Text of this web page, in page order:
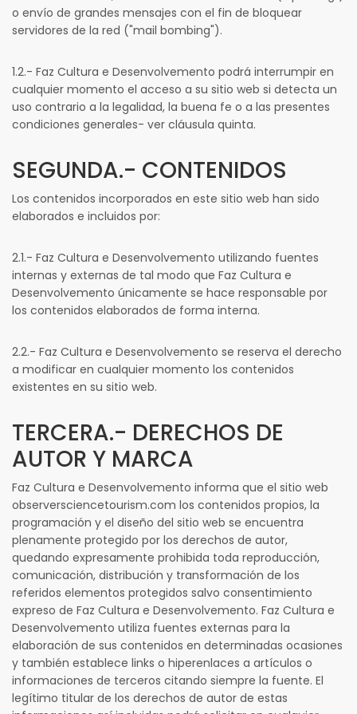
o envío de grandes mensajes con el fin de bloquear
servidores de la red ("mail bombing").
1.2.- Faz Cultura e Desenvolvemento podrá interrumpir en
cualquier momento el acceso a su sitio web si detecta un
uso contrario a la legalidad, la buena fe o a las presentes
condiciones generales- ver cláusula quinta.
SEGUNDA.- CONTENIDOS
Los contenidos incorporados en este sitio web han sido
elaborados e incluidos por:
2.1.- Faz Cultura e Desenvolvemento utilizando fuentes
internas y externas de tal modo que Faz Cultura e
Desenvolvemento únicamente se hace responsable por
los contenidos elaborados de forma interna.
2.2.- Faz Cultura e Desenvolvemento se reserva el derecho
a modificar en cualquier momento los contenidos
existentes en su sitio web.
TERCERA.- DERECHOS DE
AUTOR Y MARCA
Faz Cultura e Desenvolvemento informa que el sitio web
observersciencetourism.com los contenidos propios, la
programación y el diseño del sitio web se encuentra
plenamente protegido por los derechos de autor,
quedando expresamente prohibida toda reproducción,
comunicación, distribución y transformación de los
referidos elementos protegidos salvo consentimiento
expreso de Faz Cultura e Desenvolvemento. Faz Cultura e
Desenvolvemento utiliza fuentes externas para la
elaboración de sus contenidos en determinadas ocasiones
y también establece links o hiperenlaces a artículos o
informaciones de terceros citando siempre la fuente. El
legítimo titular de los derechos de autor de estas